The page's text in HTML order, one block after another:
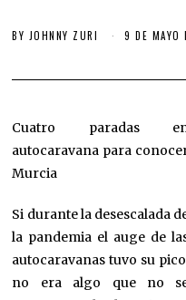
BY JOHNNY ZURI 9 DE MAYO
Cuatro paradas
autocaravana para
Murcia
Si durante la desescalada
la pandemia el auge de
autocaravanas tuvo su
no era algo que no